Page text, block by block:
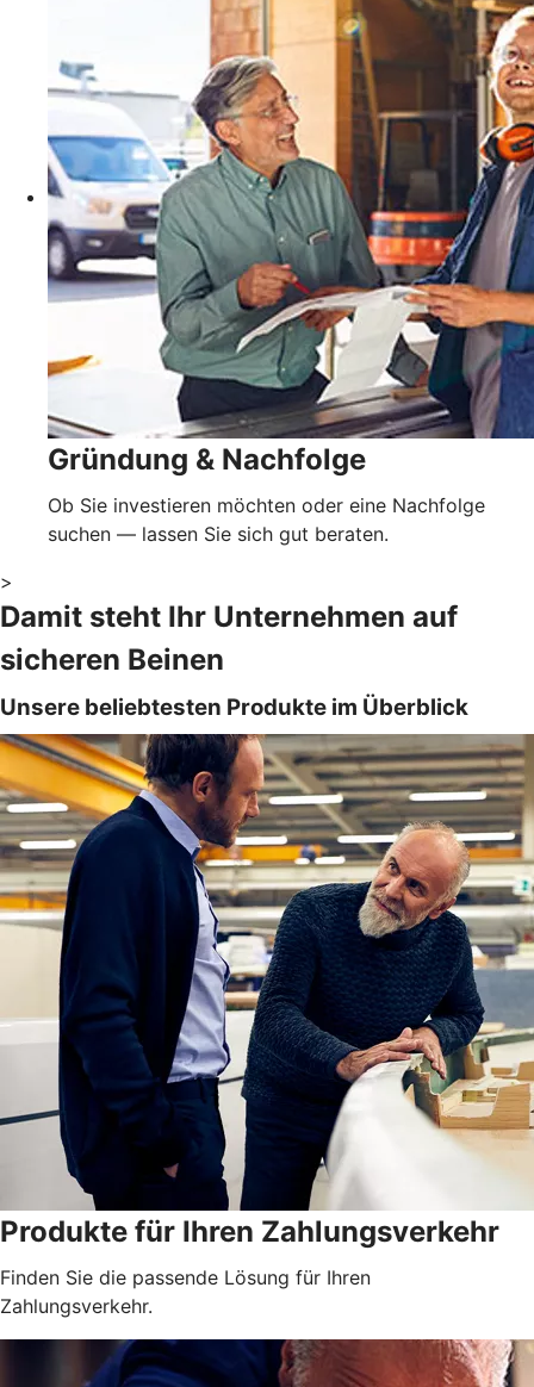
Gründung & Nachfolge
Ob Sie investieren möchten oder eine Nachfolge
suchen — lassen Sie sich gut beraten.
>
Damit steht Ihr Unternehmen auf
sicheren Beinen
Unsere beliebtesten Produkte im Überblick
Produkte für Ihren Zahlungsverkehr
Finden Sie die passende Lösung für Ihren
Zahlungsverkehr.